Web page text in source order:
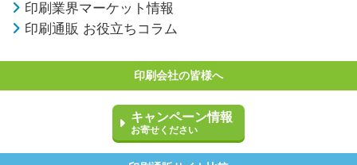
印刷業界マーケット情報
印刷通販 お役立ちコラム
印刷会社の皆様へ
キャンペーン情報
お寄せください